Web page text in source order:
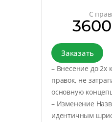
С
Заказать
– Внесение до 2х
правок, не
основную
– Изменение
идентичным